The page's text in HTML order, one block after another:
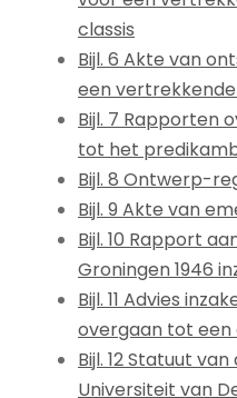
classis
Bijl. 6 Akte van
een
Bijl. 7 Rapporten
tot het
Bijl. 8 Ontwerp-
Bijl. 9 Akte van
Bijl. 10 Rapport
Groningen 1946
Bijl. 11 Advies
overgaan tot
Bijl. 12 Statuut
Universiteit van